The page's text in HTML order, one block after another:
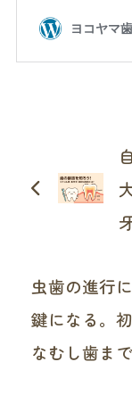
虫歯の進行
鍵になる。
なむし歯ま